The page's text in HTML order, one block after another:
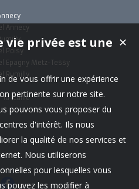
Annecy
Poisy
Epagny Metz-Tessy
Rumilly
la-Caille
✕
vie privée est une
de vous offrir une expérience
pertinente sur notre site.
pouvons vous proposer du
d'intérêt. Ils nous
la qualité de nos services et
Nous utiliserons
pour lesquelles vous
pouvez les modifier à